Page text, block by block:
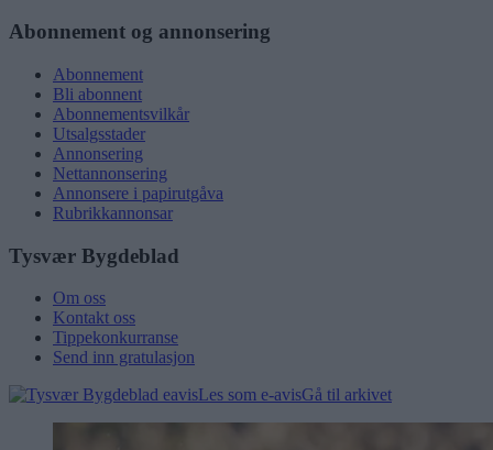
Abonnement og annonsering
Abonnement
Bli abonnent
Abonnementsvilkår
Utsalgsstader
Annonsering
Nettannonsering
Annonsere i papirutgåva
Rubrikkannonsar
Tysvær Bygdeblad
Om oss
Kontakt oss
Tippekonkurranse
Send inn gratulasjon
Les som e-avisGå til arkivet